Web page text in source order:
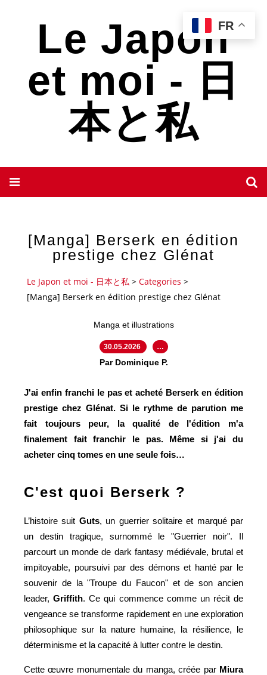
Le Japon
et moi - 日
本と私
[Manga] Berserk en édition
prestige chez Glénat
Le Japon et moi - 日本と私 > Categories >
[Manga] Berserk en édition prestige chez Glénat
Manga et illustrations
30.05.2026 …
Par Dominique P.
J'ai enfin franchi le pas et acheté Berserk en édition
prestige chez Glénat. Si le rythme de parution me
fait toujours peur, la qualité de l'édition m'a
finalement fait franchir le pas. Même si j'ai du
acheter cinq tomes en une seule fois…
C'est quoi Berserk ?
L’histoire suit Guts, un guerrier solitaire et marqué par
un destin tragique, surnommé le "Guerrier noir". Il
parcourt un monde de dark fantasy médiévale, brutal et
impitoyable, poursuivi par des démons et hanté par le
souvenir de la "Troupe du Faucon" et de son ancien
leader,Griffith. Ce qui commence comme un récit de
vengeance se transforme rapidement en une exploration
philosophique sur la nature humaine, la résilience, le
déterminisme et la capacité à lutter contre le destin.
Cette œuvre monumentale du manga, créée par Miura
FR